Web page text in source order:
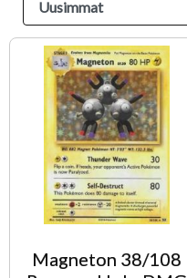
Magneton 38/108